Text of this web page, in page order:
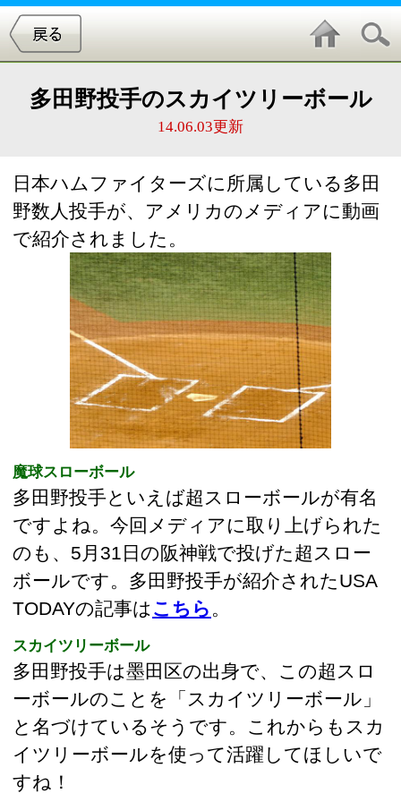
14.06.03更新
日本ハムファイターズに所属している多田
で紹介されました。
魔球スローボール
多田野投手といえば超スローボールが有名
ですよね。今回メディアに取り上げられた
のも、5月31日の阪神戦で投げた超スロー
ボールです。多田野投手が紹介されたUSA
TODAYの記事はこちら。
スカイツリーボール
多田野投手は墨田区の出身で、この超スロ
ーボールのことを「スカイツリーボール」
と名づけているそうです。これからもスカ
イツリーボールを使って活躍してほしいで
すね！
江戸川区時間 墨田区時間 葛飾区時間
表示：PC |モバイル
© 2013 art blue Inc.